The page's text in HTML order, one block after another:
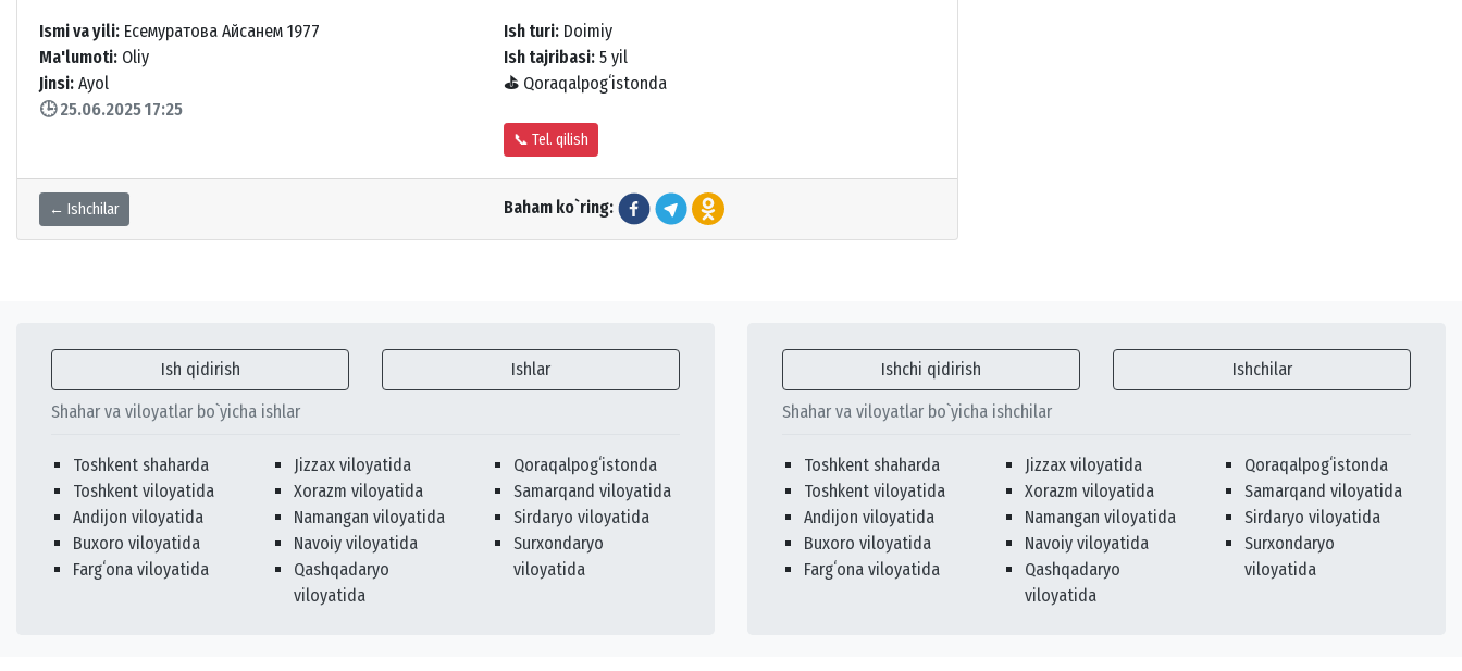
Ismi va yili: Есемуратова Айсанем 1977
Ma'lumoti: Oliy
Jinsi: Ayol
🕒 25.06.2025 17:25
Ish turi: Doimiy
Ish tajribasi: 5 yil
⛳ Qoraqalpogʻistonda
📞 Tel. qilish
← Ishchilar Baham ko`ring:
Ish qidirish Ishlar
Shahar va viloyatlar bo`yicha ishlar
Toshkent shaharda
Toshkent viloyatida
Andijon viloyatida
Buxoro viloyatida
Fargʻona viloyatida
Jizzax viloyatida
Xorazm viloyatida
Namangan viloyatida
Navoiy viloyatida
Qashqadaryo
viloyatida
Qoraqalpogʻistonda
Samarqand viloyatida
Sirdaryo viloyatida
Surxondaryo
viloyatida
Ishchi qidirish Ishchilar
Shahar va viloyatlar bo`yicha ishchilar
Toshkent shaharda
Toshkent viloyatida
Andijon viloyatida
Buxoro viloyatida
Fargʻona viloyatida
Jizzax viloyatida
Xorazm viloyatida
Namangan viloyatida
Navoiy viloyatida
Qashqadaryo
viloyatida
Qoraqalpogʻistonda
Samarqand viloyatida
Sirdaryo viloyatida
Surxondaryo
viloyatida